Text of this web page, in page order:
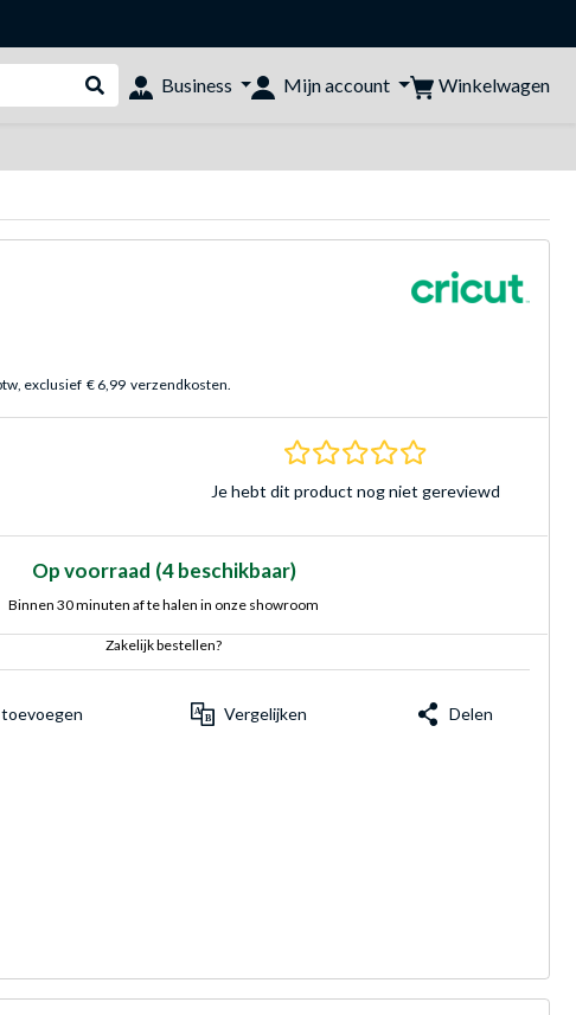
Webshop doorzoeken
Business Mijn account Winkelwagen
exclusief € 6,99 verzendkosten.
0.0 sterren
Je hebt dit product nog niet gereviewd
Op voorraad (4 beschikbaar)
Binnen 30 minuten af te halen in onze showroom
Zakelijk bestellen?
Vergelijken Delen